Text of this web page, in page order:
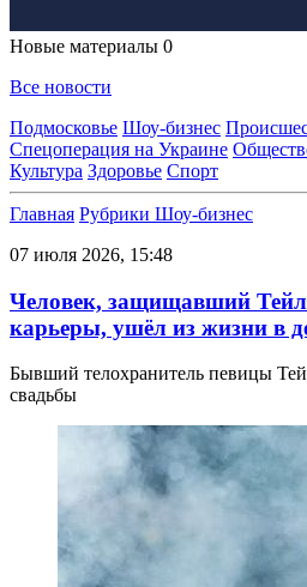
Новые материалы 0
Все новости
Подмосковье Шоу-бизнес
Спецоперация на Украине
Культура Здоровье Спорт
Главная Рубрики Шоу-бизнес
07 июля 2026, 15:48
Человек, защищавший
карьеры, ушёл из жизни в
Бывший телохранитель певицы
свадьбы